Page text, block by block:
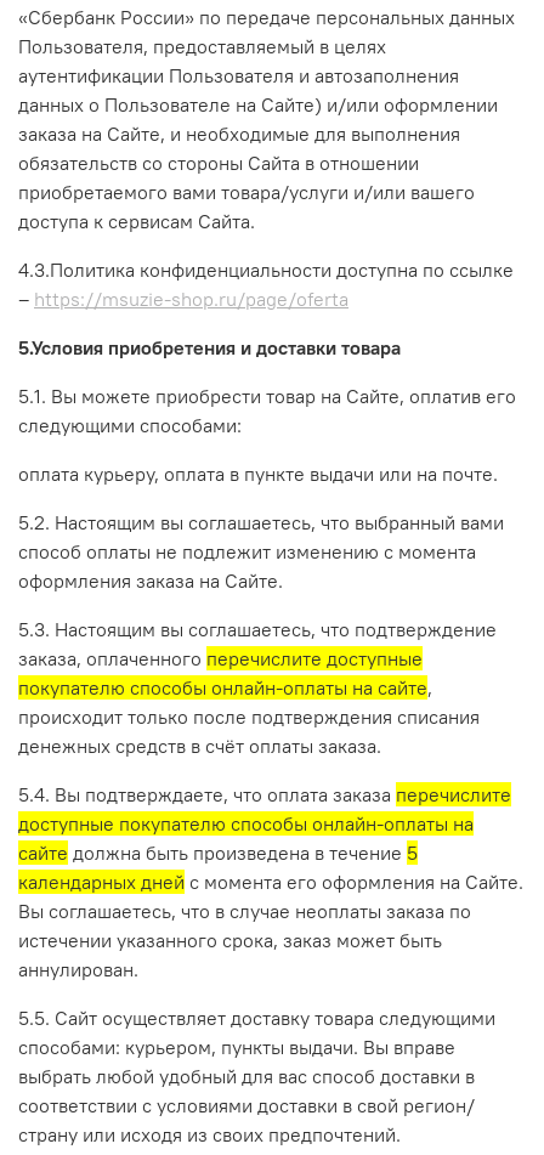
«Сбербанк России» по передаче персональных данных
Пользователя, предоставляемый в целях
аутентификации Пользователя и автозаполнения
данных о Пользователе на Сайте) и/или оформлении
заказа на Сайте, и необходимые для выполнения
обязательств со стороны Сайта в отношении
приобретаемого вами товара/услуги и/или вашего
доступа к сервисам Сайта.
4.3.Политика конфиденциальности доступна по ссылке
– https://msuzie-shop.ru/page/oferta
5.Условия приобретения и доставки товара
5.1. Вы можете приобрести товар на Сайте, оплатив его
следующими способами:
оплата курьеру, оплата в пункте выдачи или на почте.
5.2. Настоящим вы соглашаетесь, что выбранный вами
способ оплаты не подлежит изменению с момента
оформления заказа на Сайте.
5.3. Настоящим вы соглашаетесь, что подтверждение
заказа, оплаченного перечислите доступные
покупателю способы онлайн-оплаты на сайте,
происходит только после подтверждения списания
денежных средств в счёт оплаты заказа.
5.4. Вы подтверждаете, что оплата заказа перечислите
доступные покупателю способы онлайн-оплаты на
сайте должна быть произведена в течение 5
календарных дней с момента его оформления на Сайте.
Вы соглашаетесь, что в случае неоплаты заказа по
истечении указанного срока, заказ может быть
аннулирован.
5.5. Сайт осуществляет доставку товара следующими
способами: курьером, пункты выдачи. Вы вправе
выбрать любой удобный для вас способ доставки в
соответствии с условиями доставки в свой регион/
страну или исходя из своих предпочтений.